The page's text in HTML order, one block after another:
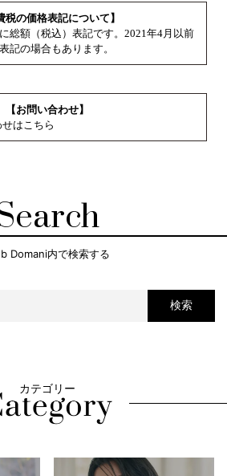
税の価格表記について】
総額（税込）表記です。2021年4月以前
記の場合もあります。
【お問い合わせ】
はこちら
Domani内で検索する
検索
カテゴリー